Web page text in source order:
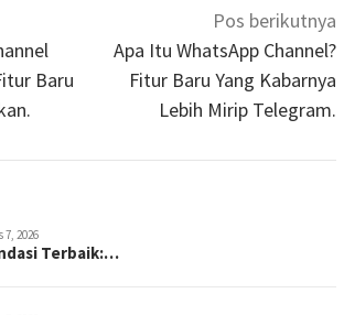
Baru
Pos berikutnya
Apa Itu WhatsApp Channel?
Fitur Baru Yang Kabarnya
Lebih Mirip Telegram.
7, 2026
Terbaik:…